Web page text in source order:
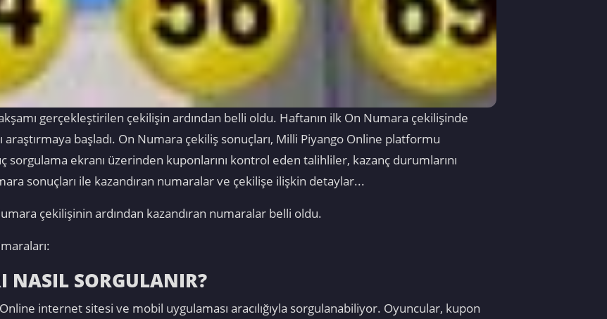
gerçekleştirilen çekilişin ardından belli oldu. Haftanın ilk On Numara çekilişinde
araştırmaya başladı. On Numara çekiliş sonuçları, Milli Piyango Online platformu
sorgulama ekranı üzerinden kuponlarını kontrol eden talihliler, kazanç durumlarını
sonuçları ile kazandıran numaralar ve çekilişe ilişkin detaylar...
çekilişinin ardından kazandıran numaralar belli oldu.
NASIL SORGULANIR?
internet sitesi ve mobil uygulaması aracılığıyla sorgulanabiliyor. Oyuncular, kupon